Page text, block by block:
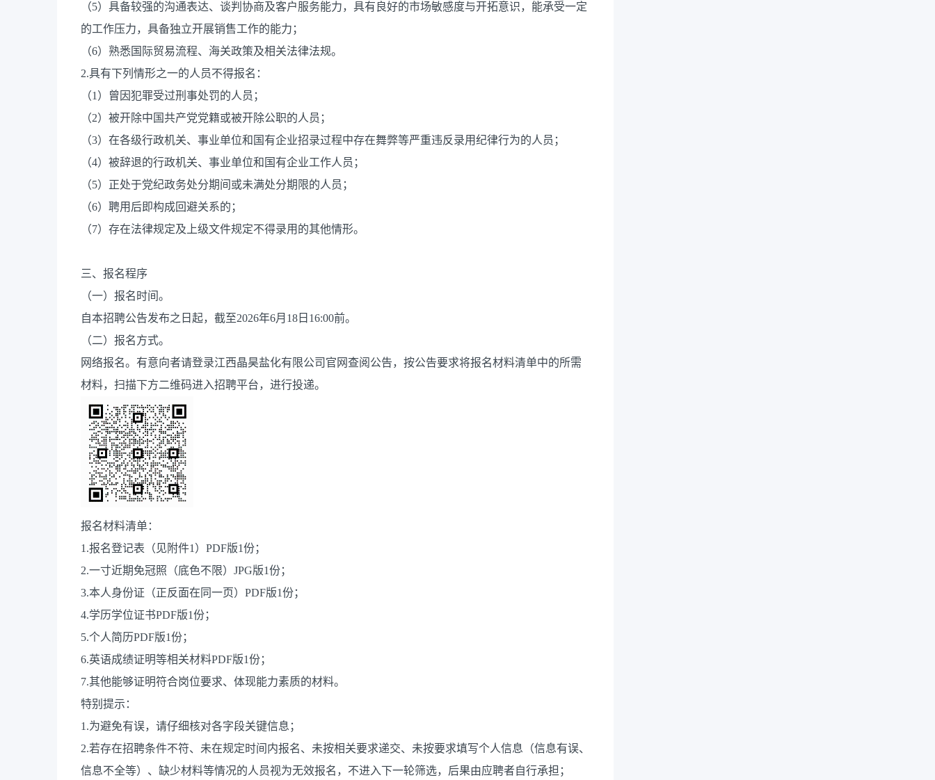
（5）具备较强的沟通表达、谈判协商及客户服务能力，具有良好的市场敏感度与开拓意识，能承受一定
的工作压力，具备独立开展销售工作的能力；
（6）熟悉国际贸易流程、海关政策及相关法律法规。
2.具有下列情形之一的人员不得报名：
（1）曾因犯罪受过刑事处罚的人员；
（2）被开除中国共产党党籍或被开除公职的人员；
（3）在各级行政机关、事业单位和国有企业招录过程中存在舞弊等严重违反录用纪律行为的人员；
（4）被辞退的行政机关、事业单位和国有企业工作人员；
（5）正处于党纪政务处分期间或未满处分期限的人员；
（6）聘用后即构成回避关系的；
（7）存在法律规定及上级文件规定不得录用的其他情形。
三、报名程序
（一）报名时间。
自本招聘公告发布之日起，截至2026年6月18日16:00前。
（二）报名方式。
网络报名。有意向者请登录江西晶昊盐化有限公司官网查阅公告，按公告要求将报名材料清单中的所需
材料，扫描下方二维码进入招聘平台，进行投递。
报名材料清单：
1.报名登记表（见附件1）PDF版1份；
2.一寸近期免冠照（底色不限）JPG版1份；
3.本人身份证（正反面在同一页）PDF版1份；
4.学历学位证书PDF版1份；
5.个人简历PDF版1份；
6.英语成绩证明等相关材料PDF版1份；
7.其他能够证明符合岗位要求、体现能力素质的材料。
特别提示：
1.为避免有误，请仔细核对各字段关键信息；
2.若存在招聘条件不符、未在规定时间内报名、未按相关要求递交、未按要求填写个人信息（信息有误、
信息不全等）、缺少材料等情况的人员视为无效报名，不进入下一轮筛选，后果由应聘者自行承担；